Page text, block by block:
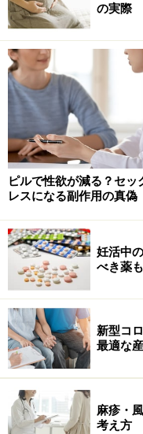
不妊鍼灸の効
の
不妊鍼灸は効果があ
効果が見込めないも
な原因として排卵因
子の4つが挙げられ
の奇形、子宮筋腫、
管の詰まりがあるな
は、鍼灸の適応外と
精症、原発性精巣機
鍼灸を受ける前に、
は産科婦人科、男性
とは不妊の原因を早
を受けないためにも重
不妊鍼灸が効果を発
の不妊症です。
の実際
ピルで性欲が減る？セッ
レスになる副作用の真偽
妊活中
べき薬も
新型コ
最適な
麻疹・
考え方